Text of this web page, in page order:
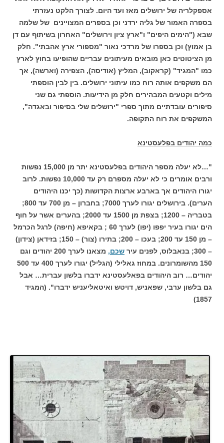
אספקלריה של ירושלים מאז ועד היום. לצורך הלקט נעזרתי
בספרה האמור של גליה ירדני וכן בספרים המצויינים של שלמה
שבא ("הימים היפים" ו"ארץ ציון וירושלים" האחרון בשיתוף עם דן
בן אמוץ) וכן בספרו של מרדכי נאור "מספורי ארץ אהבתי". חלק
מן הציטוטים כאן מובאים מעיתונים עבריים שהופיעו בחוץ לארץ
כמו "המגיד" (קראקוב), המליץ (אודיסה), הצפירה (וארשה), אך
הם משקפים אותה רוח כמו עיתוני ירושלים. בין לבין הוספתי
מילים וקטעים המבהירים חלק מן הידיעות. הוספתי גם שני
סיפורים עובדתיים מתוך ספרי "ירושלים שלי בסיפור ובאגדה",
המשקפים את רוח התקופה.
כמה יהודים בפלעסטינא
"…לא יעלה מספר היהודים בפלעסטינא יתר מן 15,000 נפשות
ורבים אומרים כי לא יעלה מספרם רק עד 10,000 נפשות. לרוב
יגורו היהודים אך בארבע ארצות הקדושות (כך יכנו היהודים
הערים). בירושלים יגורו לערך 7000; בחברון – מן 700 עד 800;
בטבריה – 1200; בצפת מן 1500 עד 2000; בהערים אשר על חוף
הים יגורו בעיר יפפו (יפו) לערך 60 ; בקאיפא (חיפה) לרגל הכרמל
– מן 150 עד 200; בעכו – 200; בתירו (צור) – 150; בזידאן (צידון)
– 300; בנאבלוס, לפנים עיר
שכם,
מצאנו לערך 200 יהודים וגם
150 מהשומרונים. במחוז גאלילי (הגליל) יגורו לערך 400 עד 500
יהודים… רוב היהודים בפאלעסטינא ידברו בלשון עברית… אבל
גם בלשון ערבי, שפאניש, דויטש ואיטאליעניש ידברו". (המגיד
1857)